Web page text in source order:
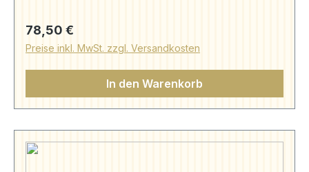
Regulärer Preis:
78,50 €
Preise inkl. MwSt. zzgl. Versandkosten
In den Warenkorb